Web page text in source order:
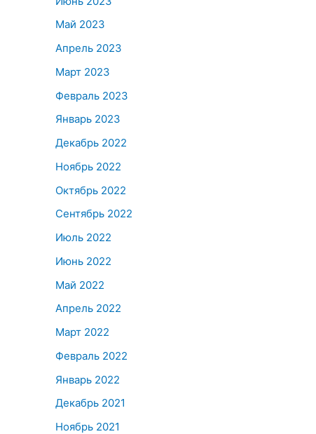
Май 2023
Апрель 2023
Март 2023
Февраль 2023
Январь 2023
Декабрь 2022
Ноябрь 2022
Октябрь 2022
Сентябрь 2022
Июль 2022
Июнь 2022
Май 2022
Апрель 2022
Март 2022
Февраль 2022
Январь 2022
Декабрь 2021
Ноябрь 2021